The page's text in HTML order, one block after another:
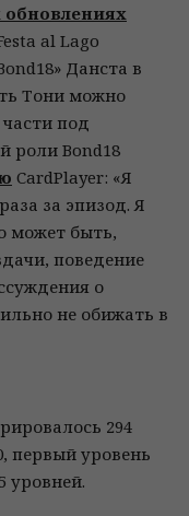
обновлениях
al Lago
Данста в
Тони можно
под
роли Bond18
CardPlayer: «Я
за эпизод. Я
может быть,
поведение
о
не обижать в
294
первый уровень
уровней.